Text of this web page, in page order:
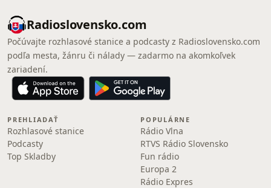
Radioslovensko.com
Počúvajte rozhlasové stanice a podcasty z Radioslovensko.com
podľa mesta, žánru či nálady — zadarmo na akomkoľvek
zariadení.
PREHLIADAŤ
Rozhlasové stanice
Podcasty
Top Skladby
POPULÁRNE
Rádio Vlna
RTVS Rádio Slovensko
Fun rádio
Europa 2
Rádio Expres